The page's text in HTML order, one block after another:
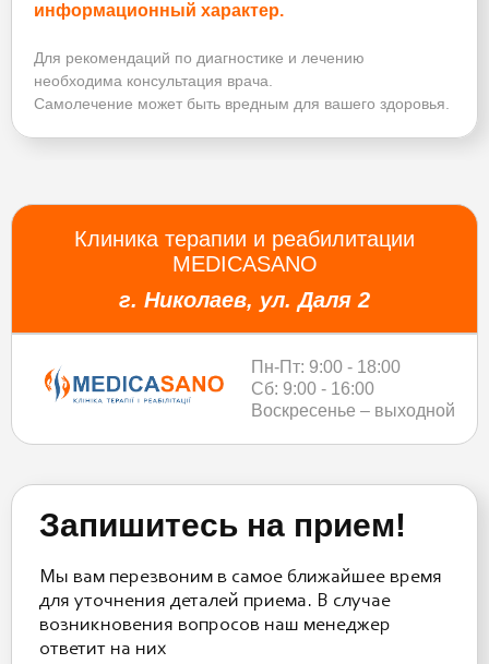
информационный характер.
Для рекомендаций по диагностике и лечению
необходима консультация врача.
Самолечение может быть вредным для вашего здоровья.
Клиника терапии и реабилитации
MEDICASANO
г. Николаев, ул. Даля 2
Пн-Пт: 9:00 - 18:00
Сб: 9:00 - 16:00
Воскресенье – выходной
Запишитесь на прием!
Мы вам перезвоним в самое ближайшее время
для уточнения деталей приема. В случае
возникновения вопросов наш менеджер
ответит на них